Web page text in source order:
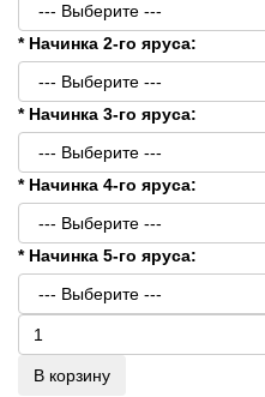
* Начинка 2-го яруса:
* Начинка 3-го яруса:
* Начинка 4-го яруса:
* Начинка 5-го яруса:
В корзину